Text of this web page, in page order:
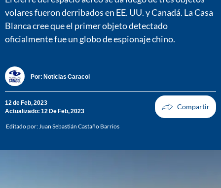
volares fueron derribados en EE. UU. y Canadá. La Casa
Blanca cree que el primer objeto detectado
oficialmente fue un globo de espionaje chino.
Por: Noticias Caracol
12 de Feb, 2023
Actualizado: 12 De Feb, 2023
Editado por:Juan Sebastián Castaño Barrios